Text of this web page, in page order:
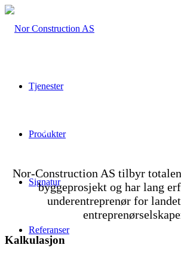
Tjenester
Produkter
Signatur
Referanser
Nor-Construction AS tilbyr
byggeprosjekt og har lang
underentreprenør for
Kalkulasjon